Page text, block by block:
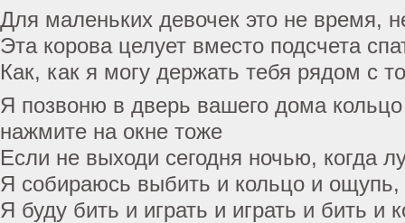
Для маленьких девочек это не время,
Эта корова целует вместо подсчета
Как, как я могу держать тебя рядом с
Я позвоню в дверь вашего дома кольцо
нажмите на окне тоже
Если не выходи сегодня ночью, когда
Я собираюсь выбить и кольцо и ощупь,
Я буду бить и играть и играть и бить и